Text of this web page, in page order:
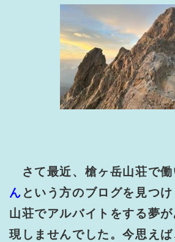
さて最近、槍ヶ岳山荘で働
ん という方のブログを見つ
山荘でアルバイトをする夢
現しませんでした。今思え